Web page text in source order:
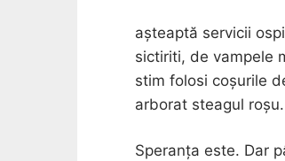
așteaptă servicii
sictiriti, de vampele
stim folosi coșurile
arborat steagul
Speranța este. Dar